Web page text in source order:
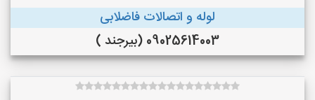
لوله و اتصالات فاضلابی
09025614003 (بیرجند )